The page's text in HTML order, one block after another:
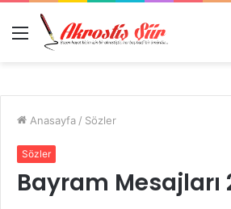
Menü
Anasayfa / Sözler
Sözler
Bayram Mesajları